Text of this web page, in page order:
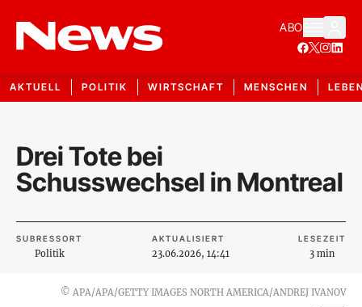
ABO
AKTUELL POLITIK WIRTSCHAFT MENSCHEN
Drei Tote bei
Schusswechsel in Montreal
SUBRESSORT
Politik
AKTUALISIERT
23.06.2026, 14:41
LESEZEIT
3 min
© APA/APA/GETTY IMAGES NORTH AMERICA/ANDREJ IVANOV